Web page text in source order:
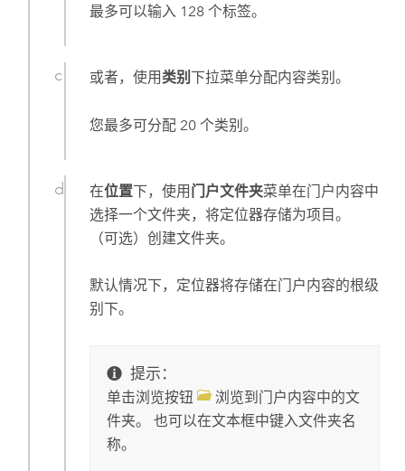
最多可以输入 128 个标签。
或者，使用类别 下拉菜单分配内容类别。
您最多可分配 20 个类别。
在位置下，使用 门户文件夹菜单在门户内容中
选择一个文件夹，将定位器存储为项目。
（可选）创建文件夹。
默认情况下，定位器将存储在门户内容的根级
别下。
提示：
单击浏览按钮
浏览到门户内容中的文
件夹。 也可以在文本框中键入文件夹名
称。